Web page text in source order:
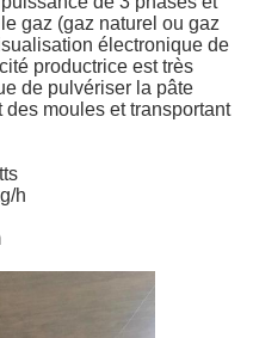
gaz (gaz naturel ou gaz
électronique de
productrice est très
de pulvériser la pâte
des moules et transportant
h